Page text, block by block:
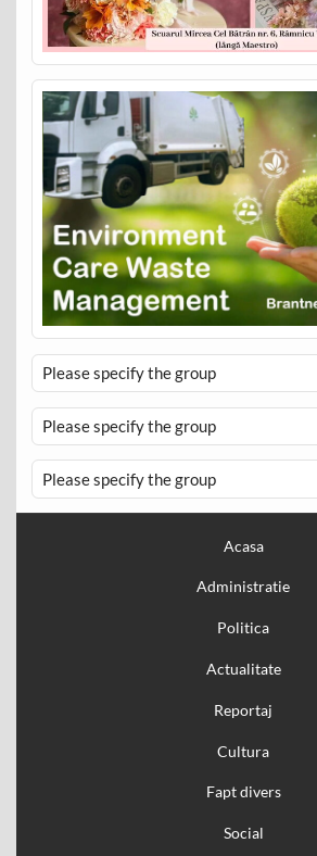
Please specify the group
Please specify the group
Please specify the group
Acasa
Administratie
Politica
Actualitate
Reportaj
Cultura
Fapt divers
Social